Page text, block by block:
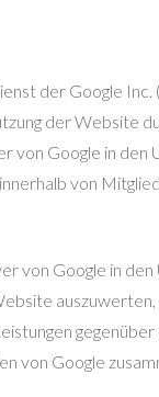
der Google Inc.
der Website
von Google in
von
von Google in
von Google